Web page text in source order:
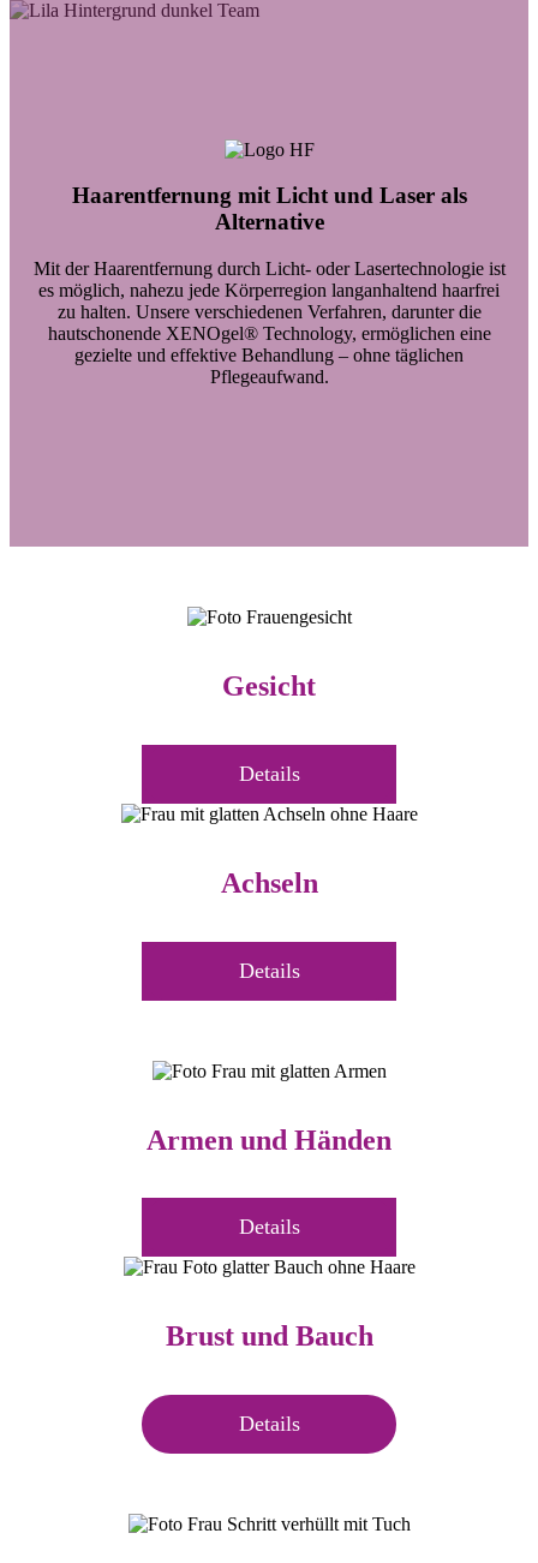
Haarentfernung mit Licht und Laser als
Alternative
Mit der Haarentfernung durch Licht- oder Lasertechnologie ist
es möglich, nahezu jede Körperregion langanhaltend haarfrei
zu halten. Unsere verschiedenen Verfahren, darunter die
hautschonende XENOgel® Technology, ermöglichen eine
gezielte und effektive Behandlung – ohne täglichen
Pflegeaufwand.
Gesicht
Details
Achseln
Details
Armen und Händen
Details
Brust und Bauch
Details